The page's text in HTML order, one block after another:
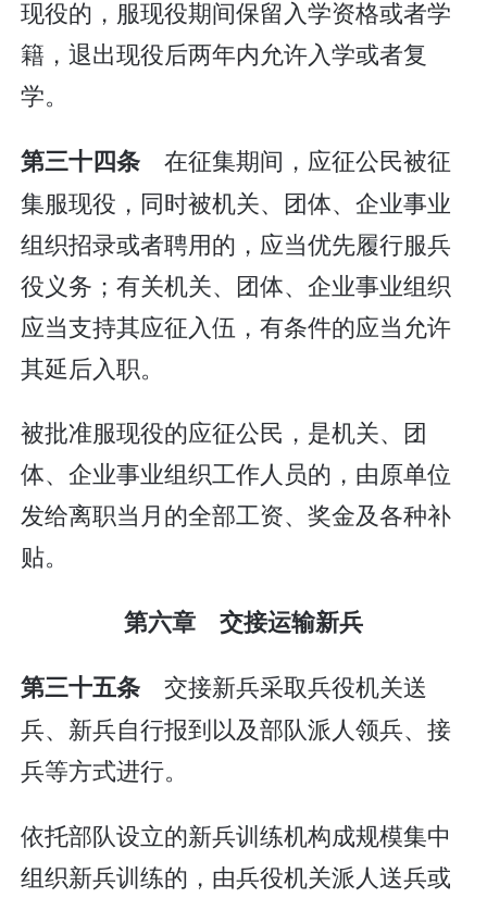
现役的，服现役期间保留入学资格或者学
籍，退出现役后两年内允许入学或者复
学。
第三十四条 在征集期间，应征公民被征
集服现役，同时被机关、团体、企业事业
组织招录或者聘用的，应当优先履行服兵
役义务；有关机关、团体、企业事业组织
应当支持其应征入伍，有条件的应当允许
其延后入职。
被批准服现役的应征公民，是机关、团
体、企业事业组织工作人员的，由原单位
发给离职当月的全部工资、奖金及各种补
贴。
第六章 交接运输新兵
第三十五条 交接新兵采取兵役机关送
兵、新兵自行报到以及部队派人领兵、接
兵等方式进行。
依托部队设立的新兵训练机构成规模集中
组织新兵训练的，由兵役机关派人送兵或